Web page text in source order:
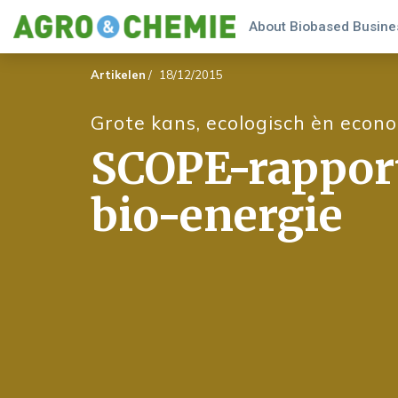
About Biobased
Artikelen / 18/12/2015
Grote kans, ecologisch èn
SCOPE-
bio-energie